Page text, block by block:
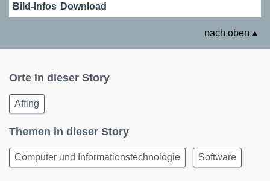
Bild-Infos Download
nach oben
Orte in dieser Story
Affing
Themen in dieser Story
Computer und Informationstechnologie Software